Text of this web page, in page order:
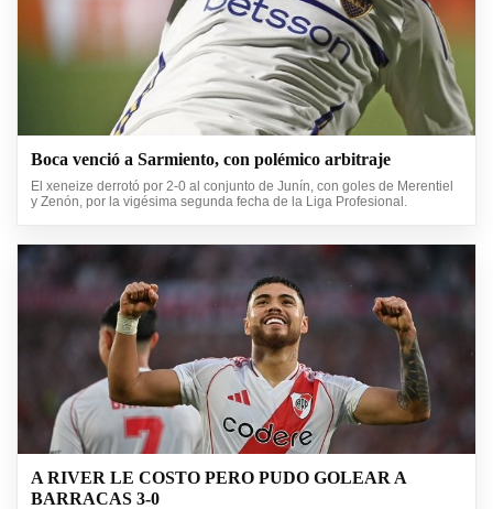
Boca venció a Sarmiento, con polémico arbitraje
El xeneize derrotó por 2-0 al conjunto de Junín, con goles de Merentiel
y Zenón, por la vigésima segunda fecha de la Liga Profesional.
A RIVER LE COSTO PERO PUDO GOLEAR A
BARRACAS 3-0